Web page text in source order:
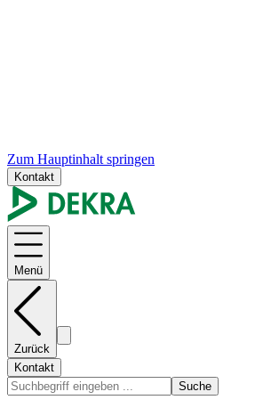
Zum Hauptinhalt springen
Kontakt
Menü
Zurück
Kontakt
Suche